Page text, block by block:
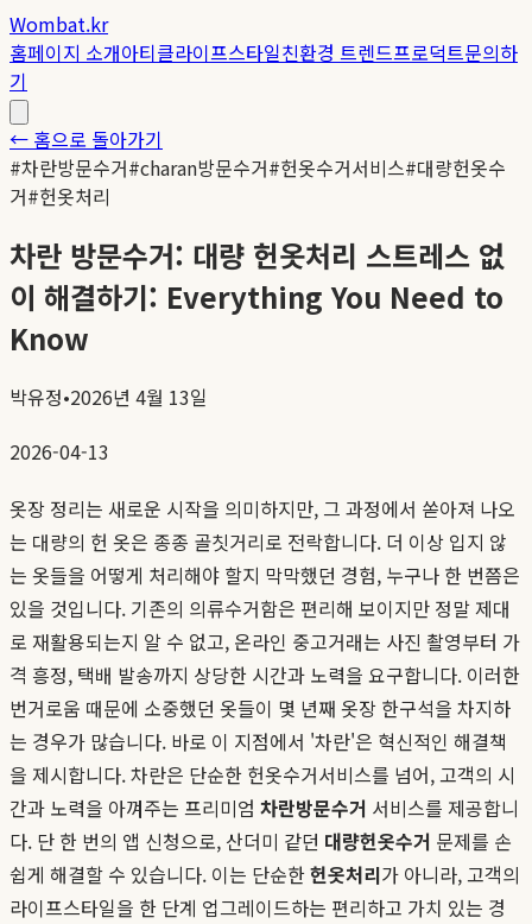
Wombat.kr
홈페이지 소개아티클라이프스타일친환경 트렌드프로덕트문의하
기
← 홈으로 돌아가기
#차란방문수거#charan방문수거#헌옷수거서비스#대량헌옷수
거#헌옷처리
차란 방문수거: 대량 헌옷처리 스트레스 없
이 해결하기: Everything You Need to
Know
박유정•2026년 4월 13일
2026-04-13
옷장 정리는 새로운 시작을 의미하지만, 그 과정에서 쏟아져 나오
는 대량의 헌 옷은 종종 골칫거리로 전락합니다. 더 이상 입지 않
는 옷들을 어떻게 처리해야 할지 막막했던 경험, 누구나 한 번쯤은
있을 것입니다. 기존의 의류수거함은 편리해 보이지만 정말 제대
로 재활용되는지 알 수 없고, 온라인 중고거래는 사진 촬영부터 가
격 흥정, 택배 발송까지 상당한 시간과 노력을 요구합니다. 이러한
번거로움 때문에 소중했던 옷들이 몇 년째 옷장 한구석을 차지하
는 경우가 많습니다. 바로 이 지점에서 '차란'은 혁신적인 해결책
을 제시합니다. 차란은 단순한 헌옷수거서비스를 넘어, 고객의 시
간과 노력을 아껴주는 프리미엄 차란방문수거 서비스를 제공합니
다. 단 한 번의 앱 신청으로, 산더미 같던 대량헌옷수거 문제를 손
쉽게 해결할 수 있습니다. 이는 단순한헌옷처리가 아니라, 고객의
라이프스타일을 한 단계 업그레이드하는 편리하고 가치 있는 경